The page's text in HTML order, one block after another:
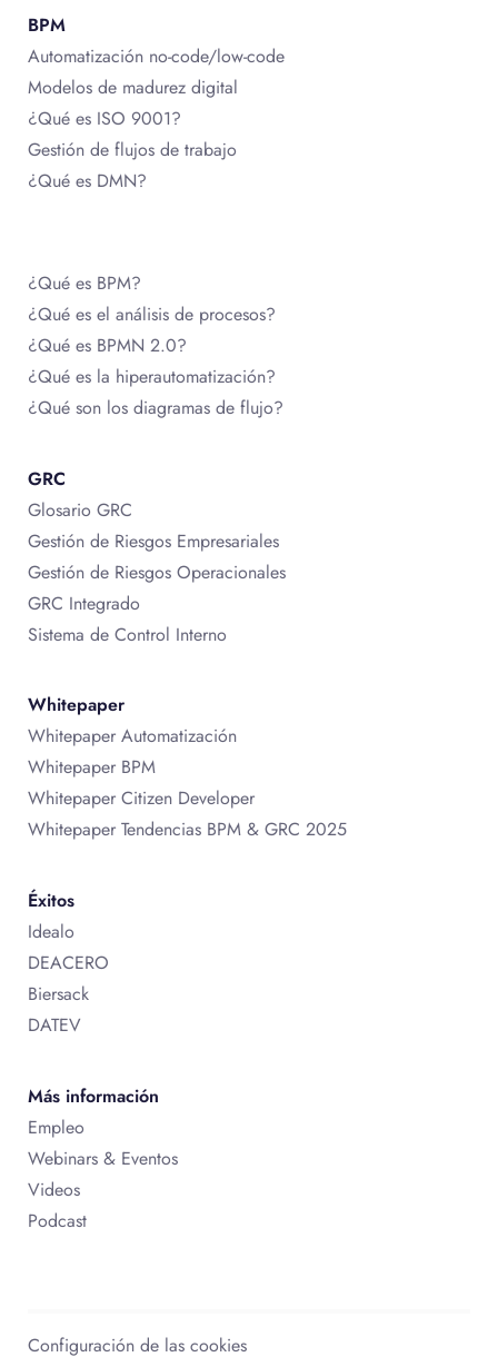
BPM
Automatización no-code/low-code
Modelos de madurez digital
¿Qué es ISO 9001?
Gestión de flujos de trabajo
¿Qué es DMN?
¿Qué es BPM?
¿Qué es el análisis de procesos?
¿Qué es BPMN 2.0?
¿Qué es la hiperautomatización?
¿Qué son los diagramas de flujo?
GRC
Glosario GRC
Gestión de Riesgos Empresariales
Gestión de Riesgos Operacionales
GRC Integrado
Sistema de Control Interno
Whitepaper
Whitepaper Automatización
Whitepaper BPM
Whitepaper Citizen Developer
Whitepaper Tendencias BPM & GRC 2025
Éxitos
Idealo
DEACERO
Biersack
DATEV
Más información
Empleo
Webinars & Eventos
Videos
Podcast
Configuración de las cookies